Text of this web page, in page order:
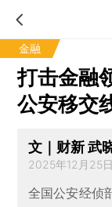
金融
打击金融
公安移交
文｜财新 武
2025年12月25
全国公安经侦